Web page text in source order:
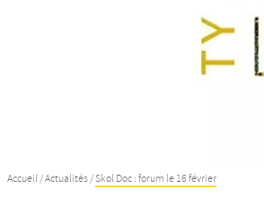
Accueil /Actualités/Skol Doc : forum le 16 février